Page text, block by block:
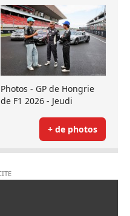
Photos - GP de Hongrie
de F1 2026 - Jeudi
+ de photos